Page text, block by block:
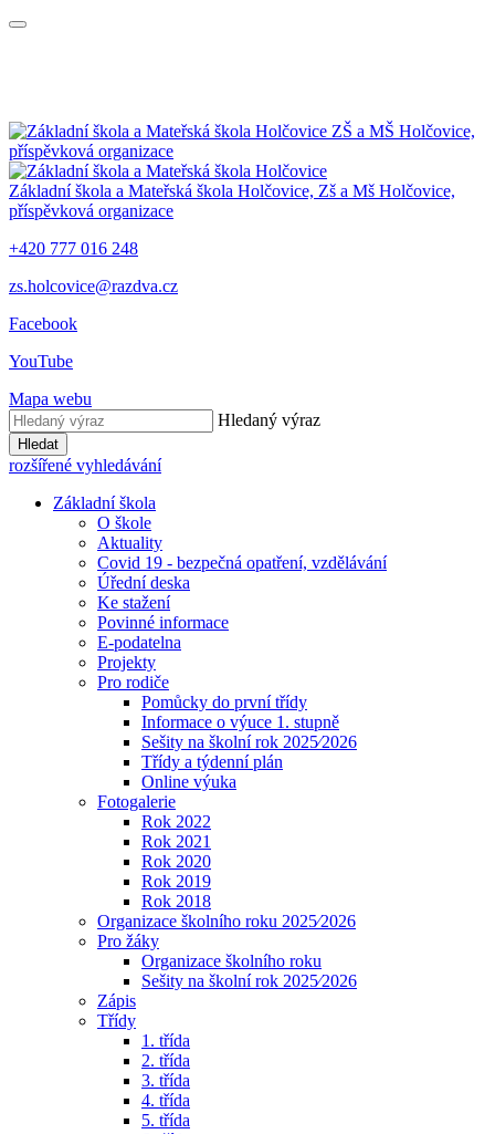
ZŠ a MŠ Holčovice,
příspěvková organizace
Základní škola a Mateřská škola Holčovice, Zš a Mš Holčovice,
příspěvková organizace
+420 777 016 248
zs.holcovice@razdva.cz
Facebook
YouTube
Mapa webu
Hledaný výraz
Hledat
rozšířené vyhledávání
Základní škola
O škole
Aktuality
Covid 19 - bezpečná opatření, vzdělávání
Úřední deska
Ke stažení
Povinné informace
E-podatelna
Projekty
Pro rodiče
Pomůcky do první třídy
Informace o výuce 1. stupně
Sešity na školní rok 2025⁄2026
Třídy a týdenní plán
Online výuka
Fotogalerie
Rok 2022
Rok 2021
Rok 2020
Rok 2019
Rok 2018
Organizace školního roku 2025⁄2026
Pro žáky
Organizace školního roku
Sešity na školní rok 2025⁄2026
Zápis
Třídy
1. třída
2. třída
3. třída
4. třída
5. třída